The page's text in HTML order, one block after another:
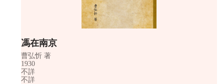
馮在南京
曹弘忻 著
1930
不詳
不詳